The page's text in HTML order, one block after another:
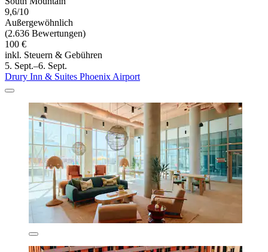
9,6/10
Außergewöhnlich
(2.636 Bewertungen)
100 €
inkl. Steuern & Gebühren
5. Sept.–6. Sept.
Drury Inn & Suites Phoenix Airport